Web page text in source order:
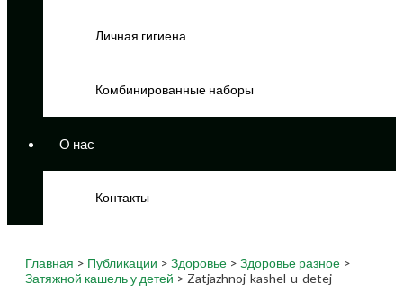
Личная гигиена
Комбинированные наборы
О нас
Контакты
Главная > Публикации > Здоровье > Здоровье разное >
Затяжной кашель у детей > Zatjazhnoj-kashel-u-detej